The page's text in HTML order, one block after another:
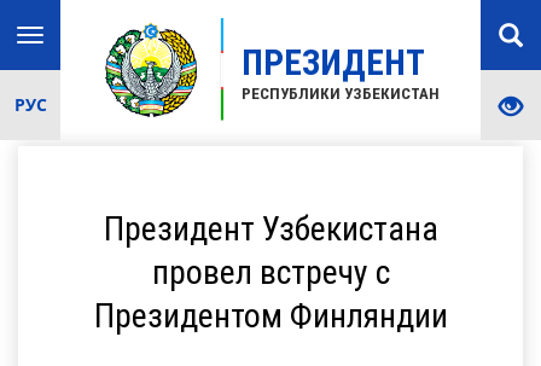
ПРЕЗИДЕНТ
РЕСПУБЛИКИ УЗБЕКИСТАН
Toggle
navigation
РУС
Президент Узбекистана
провел встречу с
Президентом Финляндии